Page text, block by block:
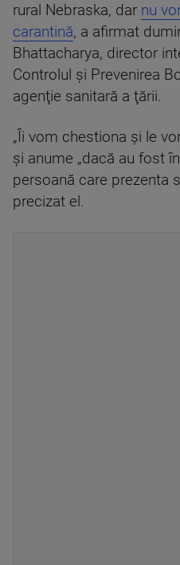
rural Nebraska, dar nu
carantină, a afirmat
Bhattacharya, director
Controlul şi Prevenirea
agenţie sanitară a ţării.
„Îi vom chestiona şi le
şi anume „dacă au fost
persoană care prezenta
precizat el.